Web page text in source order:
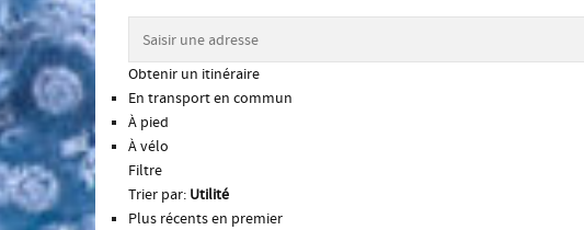
Obtenir un itinéraire
En transport en commun
À pied
À vélo
Filtre
Trier par: Utilité
Plus récents en premier